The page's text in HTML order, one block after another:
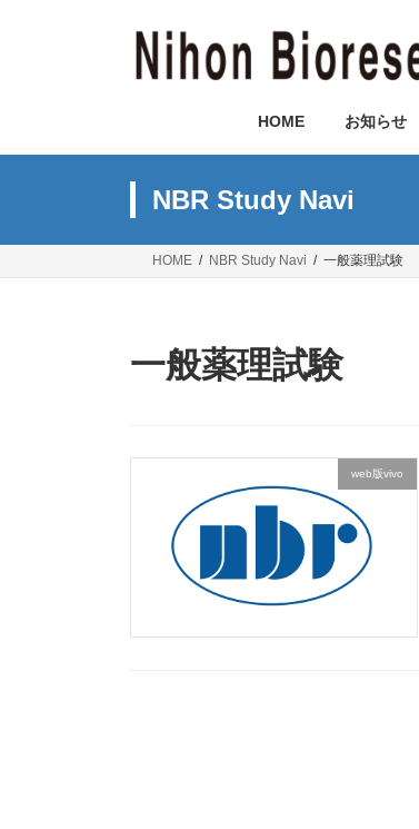
HOME お知らせ
NBR Study Navi
HOME NBR Study Navi 一般薬理試験
一般薬理試験
web版vivo